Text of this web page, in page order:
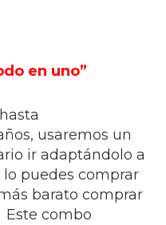
en uno”
usaremos un
ir adaptándolo a
puedes comprar
barato comprar
Este combo